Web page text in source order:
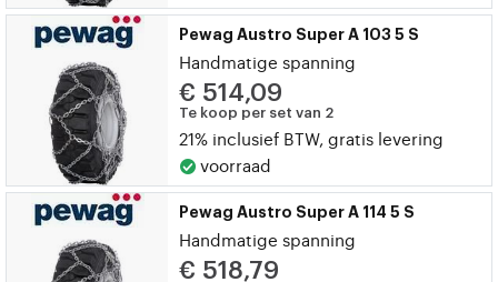
Pewag Austro Super A 103 5 S
Handmatige spanning
€ 514,09
Te koop per set van 2
21% inclusief BTW, gratis levering
voorraad
Pewag Austro Super A 114 5 S
Handmatige spanning
€ 518,79